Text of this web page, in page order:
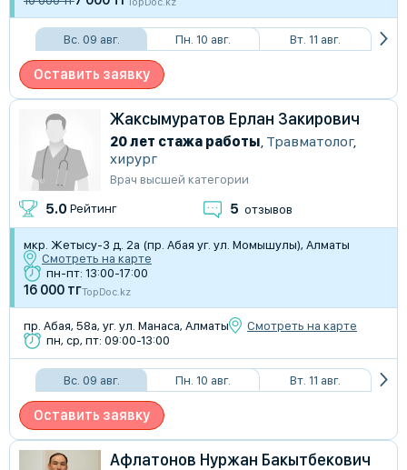
Вс. 09 авг. Пн. 10 авг. Вт. 11 авг.
Оставить заявку
Жаксымуратов Ерлан Закирович
20 лет стажа работы Травматолог,
хирург
Врач высшей категории
5.0 Рейтинг 5 отзывов
мкр. Жетысу-3 д. 2а (пр. Абая уг. ул. Момышулы), Алматы
Смотреть на карте
пн-пт: 13:00-17:00
16 000 тгTopDoc.kz
пр. Абая, 58а, уг. ул. Манаса, Алматы
Смотреть на карте
пн, ср, пт: 09:00-13:00
Вс. 09 авг. Пн. 10 авг. Вт. 11 авг.
Оставить заявку
Афлатонов Нуржан Бакытбекович